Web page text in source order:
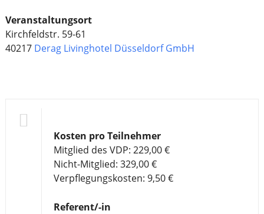
Veranstaltungsort
Kirchfeldstr. 59-61
40217 Derag Livinghotel Düsseldorf GmbH
Kosten pro Teilnehmer
Mitglied des VDP: 229,00 €
Nicht-Mitglied: 329,00 €
Verpflegungskosten: 9,50 €
Referent/-in